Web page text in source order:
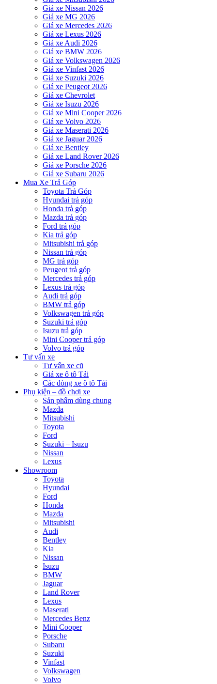
Giá xe Nissan 2026
Giá xe MG 2026
Giá xe Mercedes 2026
Giá xe Lexus 2026
Giá xe Audi 2026
Giá xe BMW 2026
Giá xe Volkswagen 2026
Giá xe Vinfast 2026
Giá xe Suzuki 2026
Giá xe Peugeot 2026
Giá xe Chevrolet
Giá xe Isuzu 2026
Giá xe Mini Cooper 2026
Giá xe Volvo 2026
Giá xe Maserati 2026
Giá xe Jaguar 2026
Giá xe Bentley
Giá xe Land Rover 2026
Giá xe Porsche 2026
Giá xe Subaru 2026
Mua Xe Trả Góp
Toyota Trả Góp
Hyundai trả góp
Honda trả góp
Mazda trả góp
Ford trả góp
Kia trả góp
Mitsubishi trả góp
Nissan trả góp
MG trả góp
Peugeot trả góp
Mercedes trả góp
Lexus trả góp
Audi trả góp
BMW trả góp
Volkswagen trả góp
Suzuki trả góp
Isuzu trả góp
Mini Cooper trả góp
Volvo trả góp
Tư vấn xe
Tư vấn xe cũ
Giá xe ô tô Tải
Các dòng xe ô tô Tải
Phụ kiện – đồ chơi xe
Sản phẩm dùng chung
Mazda
Mitsubishi
Toyota
Ford
Suzuki – Isuzu
Nissan
Lexus
Showroom
Toyota
Hyundai
Ford
Honda
Mazda
Mitsubishi
Audi
Bentley
Kia
Nissan
Isuzu
BMW
Jaguar
Land Rover
Lexus
Maserati
Mercedes Benz
Mini Cooper
Porsche
Subaru
Suzuki
Vinfast
Volkswagen
Volvo